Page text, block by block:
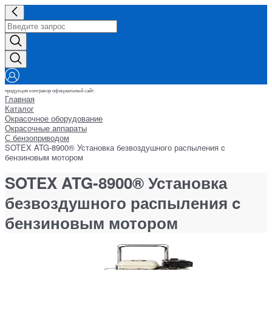
продукция контракор официальный сайт.
Главная
Каталог
Окрасочное оборудование
Окрасочные аппараты
С бензоприводом
SOTEX ATG-8900® Установка безвоздушного распыления c
бензиновым мотором
SOTEX ATG-8900® Установка
безвоздушного распыления c
бензиновым мотором